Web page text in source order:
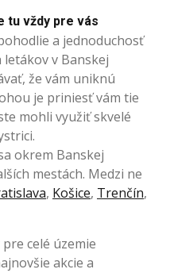
tu vždy pre vás
a jednoduchosť
v Banskej
že vám uniknú
je priniesť vám tie
mohli využiť skvelé
okrem Banskej
mestách. Medzi ne
, Košice, Trenčín,
celé územie
akcie a